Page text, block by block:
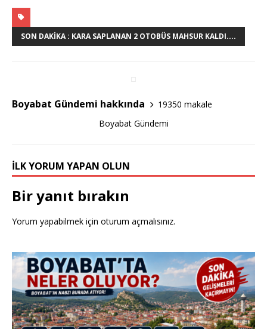
c
e
o
it
te
ar
e
SON DAKIKA : KARA SAPLANAN 2 OTOBÜS MAHSUR KALDI....
Boyabat Gündemi hakkında
19350 makale
Boyabat Gündemi
İLK YORUM YAPAN OLUN
Bir yanıt bırakın
Yorum yapabilmek için oturum açmalısınız.